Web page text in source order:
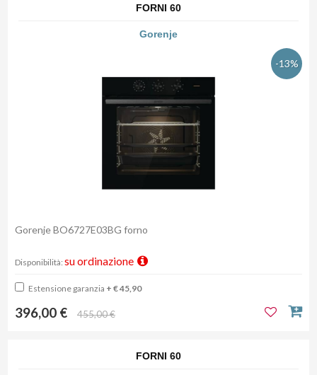
FORNI 60
Gorenje
-13%
Gorenje BO6727E03BG forno
Disponibilità: su ordinazione
Estensione garanzia + € 45,90
396,00 € 455,00 €
FORNI 60